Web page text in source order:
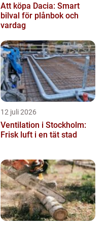
Att köpa Dacia: Smart
bilval för plånbok och
vardag
12 juli 2026
Ventilation i Stockholm:
Frisk luft i en tät stad